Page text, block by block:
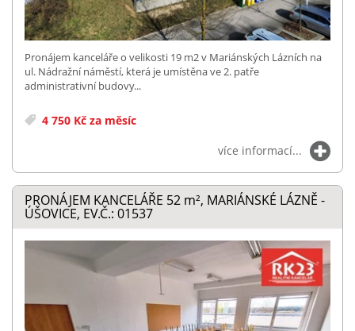
Pronájem kanceláře o velikosti 19 m2 v Mariánských Lázních na
ul. Nádražní náměstí, která je umístěna ve 2. patře
administrativní budovy...
4 750 Kč za měsíc
více informací...
PRONÁJEM KANCELÁŘE 52 m², MARIÁNSKÉ LÁZNĚ -
ÚŠOVICE, EV.Č.: 01537